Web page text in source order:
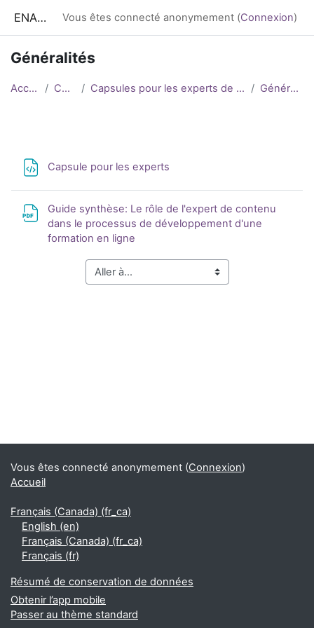
ENA CESS Vous êtes connecté anonymement (Connexion)
Généralités
Accueil Cours Capsules pour les experts de contenus Généralités
Capsule pour les experts
Guide synthèse: Le rôle de l'expert de contenu
dans le processus de développement d'une
formation en ligne
Vous êtes connecté anonymement (Connexion)
Accueil
Français (Canada) ‎(fr_ca)‎
English ‎(en)‎
Français (Canada) ‎(fr_ca)‎
Français ‎(fr)‎
Résumé de conservation de données
Obtenir l’app mobile
Passer au thème standard